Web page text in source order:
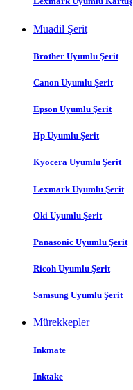
Muadil Şerit
Brother Uyumlu Şerit
Canon Uyumlu Şerit
Epson Uyumlu Şerit
Hp Uyumlu Şerit
Kyocera Uyumlu Şerit
Lexmark Uyumlu Şerit
Oki Uyumlu Şerit
Panasonic Uyumlu Şerit
Ricoh Uyumlu Şerit
Samsung Uyumlu Şerit
Mürekkepler
Inkmate
Inktake